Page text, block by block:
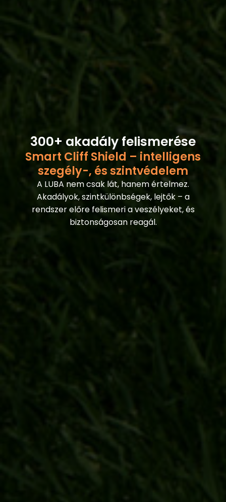
300+ akadály felismerése
Smart Cliff Shield – intelligens
szegély-, és szintvédelem
A LUBA nem csak lát, hanem értelmez.
Akadályok, szintkülönbségek, lejtők – a
rendszer előre felismeri a veszélyeket, és
biztonságosan reagál.